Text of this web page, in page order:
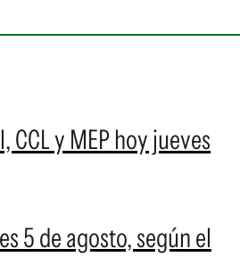
CCL y MEP hoy jueves
5 de agosto, según el